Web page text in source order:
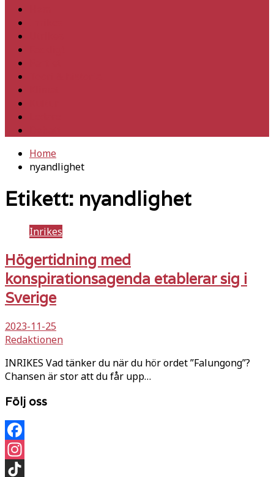
Home
nyandlighet
Etikett: nyandlighet
Inrikes
Högertidning med
konspirationsagenda etablerar sig i
Sverige
2023-11-25
Redaktionen
INRIKES Vad tänker du när du hör ordet ”Falungong”?
Chansen är stor att du får upp…
Följ oss
Facebook
Instagram